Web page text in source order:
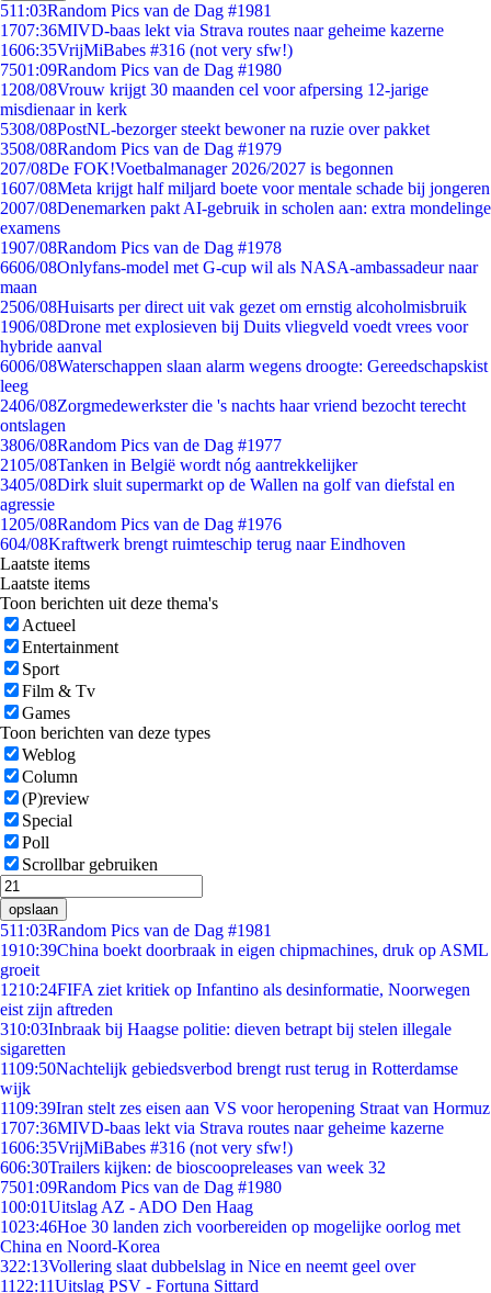
511:03Random Pics van de Dag #1981
1707:36MIVD-baas lekt via Strava routes naar geheime kazerne
1606:35VrijMiBabes #316 (not very sfw!)
7501:09Random Pics van de Dag #1980
1208/08Vrouw krijgt 30 maanden cel voor afpersing 12-jarige
misdienaar in kerk
5308/08PostNL-bezorger steekt bewoner na ruzie over pakket
3508/08Random Pics van de Dag #1979
207/08De FOK!Voetbalmanager 2026/2027 is begonnen
1607/08Meta krijgt half miljard boete voor mentale schade bij jongeren
2007/08Denemarken pakt AI-gebruik in scholen aan: extra mondelinge
examens
1907/08Random Pics van de Dag #1978
6606/08Onlyfans-model met G-cup wil als NASA-ambassadeur naar
maan
2506/08Huisarts per direct uit vak gezet om ernstig alcoholmisbruik
1906/08Drone met explosieven bij Duits vliegveld voedt vrees voor
hybride aanval
6006/08Waterschappen slaan alarm wegens droogte: Gereedschapskist
leeg
2406/08Zorgmedewerkster die 's nachts haar vriend bezocht terecht
ontslagen
3806/08Random Pics van de Dag #1977
2105/08Tanken in België wordt nóg aantrekkelijker
3405/08Dirk sluit supermarkt op de Wallen na golf van diefstal en
agressie
1205/08Random Pics van de Dag #1976
604/08Kraftwerk brengt ruimteschip terug naar Eindhoven
Laatste items
Laatste items
Toon berichten uit deze thema's
Actueel
Entertainment
Sport
Film & Tv
Games
Toon berichten van deze types
Weblog
Column
(P)review
Special
Poll
Scrollbar gebruiken
opslaan
511:03Random Pics van de Dag #1981
1910:39China boekt doorbraak in eigen chipmachines, druk op ASML
groeit
1210:24FIFA ziet kritiek op Infantino als desinformatie, Noorwegen
eist zijn aftreden
310:03Inbraak bij Haagse politie: dieven betrapt bij stelen illegale
sigaretten
1109:50Nachtelijk gebiedsverbod brengt rust terug in Rotterdamse
wijk
1109:39Iran stelt zes eisen aan VS voor heropening Straat van Hormuz
1707:36MIVD-baas lekt via Strava routes naar geheime kazerne
1606:35VrijMiBabes #316 (not very sfw!)
606:30Trailers kijken: de bioscoopreleases van week 32
7501:09Random Pics van de Dag #1980
100:01Uitslag AZ - ADO Den Haag
1023:46Hoe 30 landen zich voorbereiden op mogelijke oorlog met
China en Noord-Korea
322:13Vollering slaat dubbelslag in Nice en neemt geel over
11 22:11Uitslag PSV - Fortuna Sittard